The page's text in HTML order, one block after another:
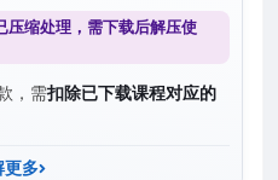
压缩处理，需下载后解压使
，需扣除已下载课程对应的
更多